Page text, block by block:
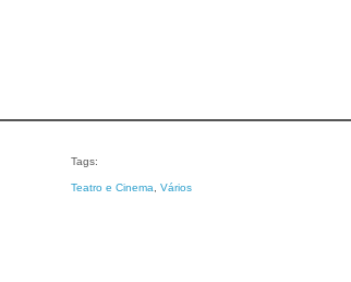
Tags:
Teatro e Cinema Vários